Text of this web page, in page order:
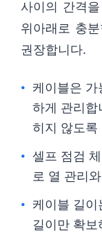
사이의 간격
위아래로 충
권장합니다.
케이블은
하게 관리합
히지 않도록
셀프 점검
로 열 관리
케이블 길
길이만 확